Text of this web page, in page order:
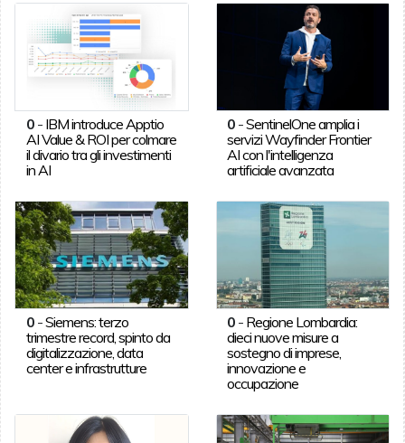
0- IBM introduce Apptio
AI Value & ROI per colmare
il divario tra gli investimenti
in AI
0 -SentinelOne amplia i
servizi Wayfinder Frontier
AI con l'intelligenza
artificiale avanzata
0-Siemens: terzo
trimestre record, spinto da
digitalizzazione, data
center e infrastrutture
0 - Regione Lombardia:
dieci nuove misure a
sostegno di imprese,
innovazione e
occupazione